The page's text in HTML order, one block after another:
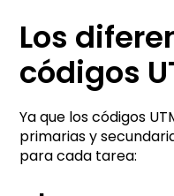
Los
códigos
Ya que los códigos
primarias y
para cada tarea: